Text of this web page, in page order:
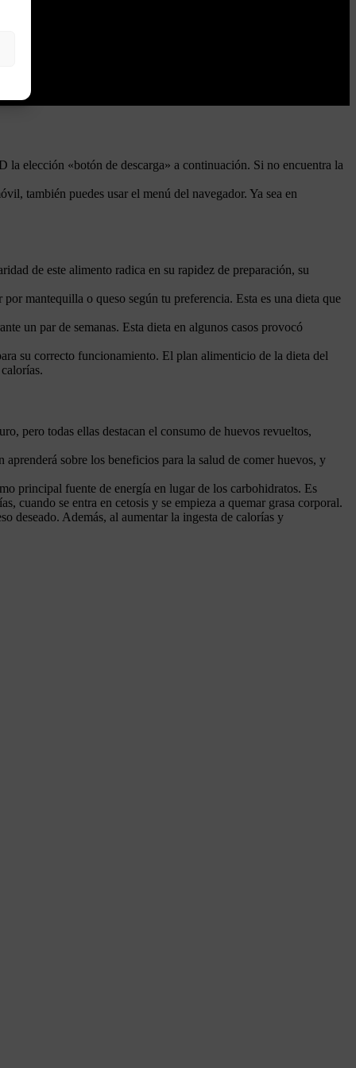
elección «botón de descarga» a continuación. Si no encuentra la
también puedes usar el menú del navegador. Ya sea en
de este alimento radica en su rapidez de preparación, su
mantequilla o queso según tu preferencia. Esta es una dieta que
un par de semanas. Esta dieta en algunos casos provocó
su correcto funcionamiento. El plan alimenticio de la dieta del
pero todas ellas destacan el consumo de huevos revueltos,
sobre los beneficios para la salud de comer huevos, y
principal fuente de energía en lugar de los carbohidratos. Es
cuando se entra en cetosis y se empieza a quemar grasa corporal.
deseado. Además, al aumentar la ingesta de calorías y